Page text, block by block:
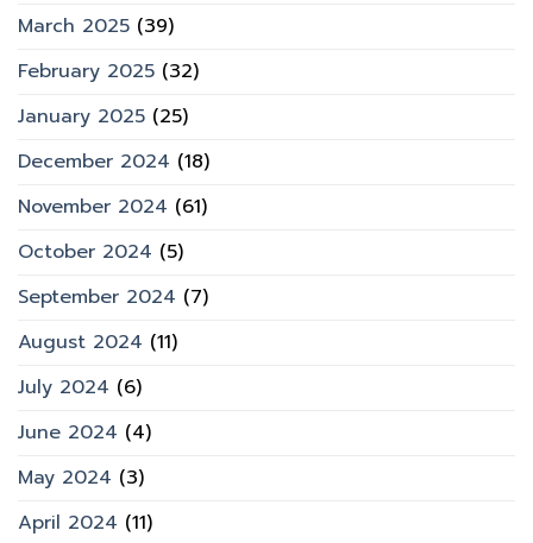
March 2025 (39)
February 2025 (32)
January 2025 (25)
December 2024 (18)
November 2024 (61)
October 2024 (5)
September 2024 (7)
August 2024 (11)
July 2024 (6)
June 2024 (4)
May 2024 (3)
April 2024 (11)